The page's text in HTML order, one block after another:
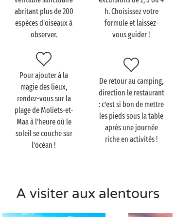
Visitez la réserve
naturelle du Courant
d’Huchet en famille
Avis aux marcheurs en herbe : munissez-vous de vos
chaussures derandonnée
et partez explorer la
réserve naturelle du Courant d’Huchet à pied !
Plusieurs sentiers de promenade, en accès libre et
ouverts à tous, vous permettent de vous immerger au
cœur de cet environnement exceptionnel. Le départ
Vous préférez vous laisser guider ? Embarquez avec
abritant plus de 200
espèces d’oiseaux à
observer.
h. Choisissez votre
formule et laissez-
vous guider !
Pour ajouter à la
magie des lieux,
rendez-vous sur la
plage de Moliets-et-
Maa à l’heure où le
soleil se couche sur
l’océan !
De retour au camping,
direction le restaurant
: c’est si bon de mettre
les pieds sous la table
après une journée
riche en activités !
A visiter aux alentours